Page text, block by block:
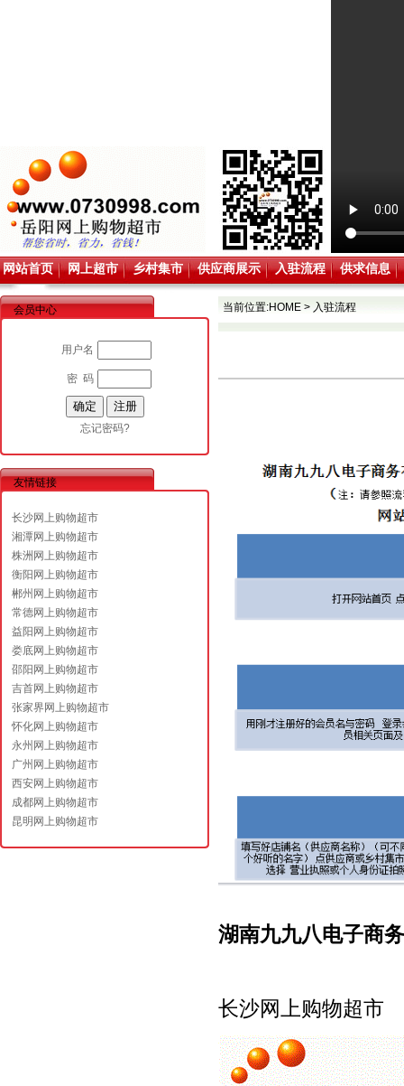
网站首页 网上超市 乡村集市 供应商展示 入驻流程 供求信息
会员中心
用户名
密 码
忘记密码?
友情链接
长沙网上购物超市
湘潭网上购物超市
株洲网上购物超市
衡阳网上购物超市
郴州网上购物超市
常德网上购物超市
益阳网上购物超市
娄底网上购物超市
邵阳网上购物超市
吉首网上购物超市
张家界网上购物超市
怀化网上购物超市
永州网上购物超市
广州网上购物超市
西安网上购物超市
成都网上购物超市
昆明网上购物超市
当前位置:HOME > 入驻流程
湖南九九八电子商
长沙网上购物超